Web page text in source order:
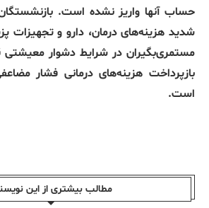
حساب آنها واریز نشده است.
شدید هزینه‌های درمان، دارو و تجهیزات
مستمری‌بگیران در شرایط دشوار معیشتی
بازپرداخت هزینه‌های درمانی فشار
است.
مطالب بیشتری از این